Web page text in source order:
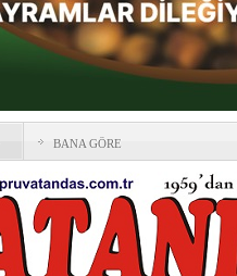
BANA GÖRE
Vezirköprü CHP’de istifa depremi
HAYATIN İÇİNDEN BESLENME
Kaybettiklerimiz